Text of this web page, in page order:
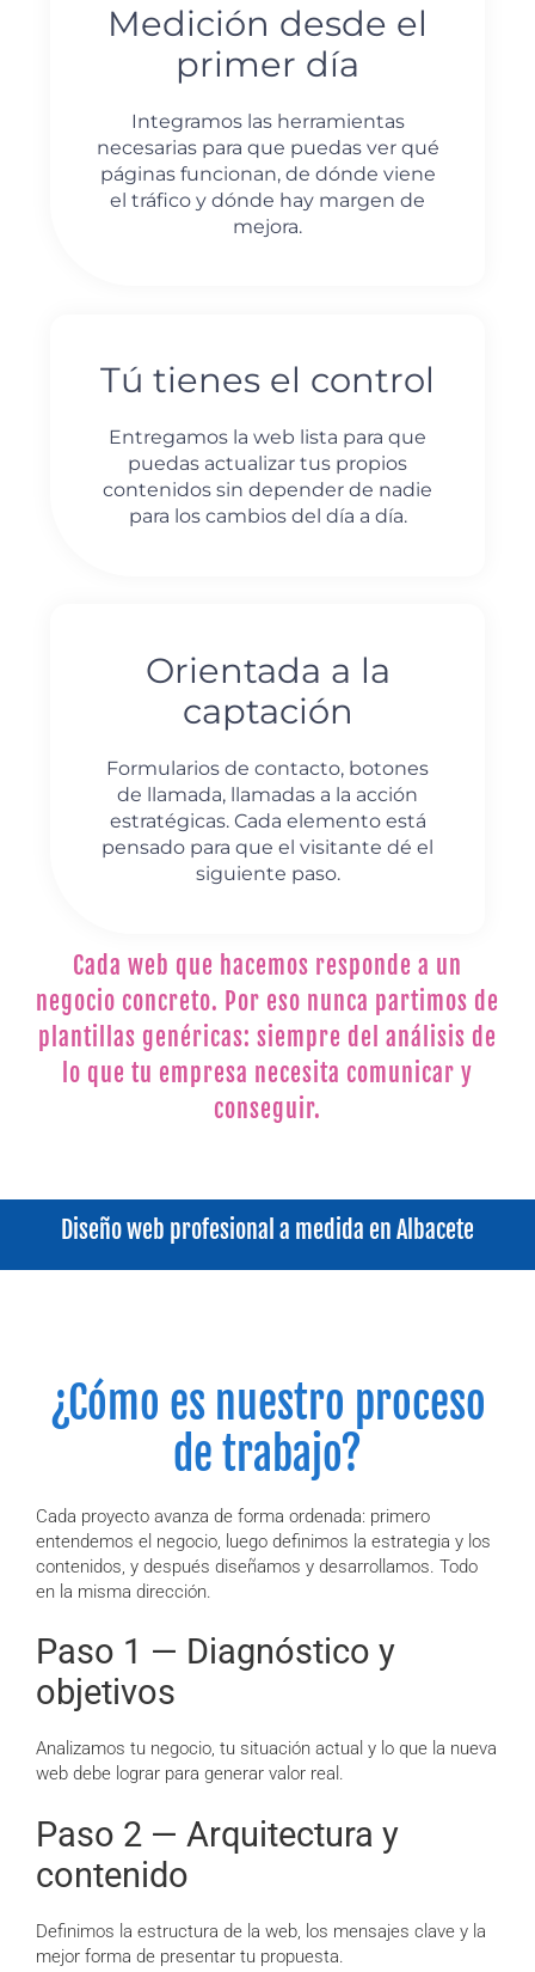
Medición desde el
primer día
Integramos las herramientas
necesarias para que puedas ver qué
páginas funcionan, de dónde viene
el tráfico y dónde hay margen de
mejora.
Tú tienes el control
Entregamos la web lista para que
puedas actualizar tus propios
contenidos sin depender de nadie
para los cambios del día a día.
Orientada a la
captación
Formularios de contacto, botones
de llamada, llamadas a la acción
estratégicas. Cada elemento está
pensado para que el visitante dé el
siguiente paso.
Cada web que hacemos responde a un
negocio concreto. Por eso nunca partimos de
plantillas genéricas: siempre del análisis de
lo que tu empresa necesita comunicar y
conseguir.
Diseño web profesional a medida en Albacete
¿Cómo es nuestro proceso
de trabajo?
Cada proyecto avanza de forma ordenada: primero
entendemos el negocio, luego definimos la estrategia y los
contenidos, y después diseñamos y desarrollamos. Todo
en la misma dirección.
Paso 1 — Diagnóstico y
objetivos
Analizamos tu negocio, tu situación actual y lo que la nueva
web debe lograr para generar valor real.
Paso 2 — Arquitectura y
contenido
Definimos la estructura de la web, los mensajes clave y la
mejor forma de presentar tu propuesta.